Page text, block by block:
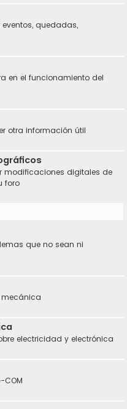
quedadas,
en el funcionamiento del
otra información útil
modificaciones digitales de
foro
que no sean ni
mecánica
electricidad y electrónica
COM